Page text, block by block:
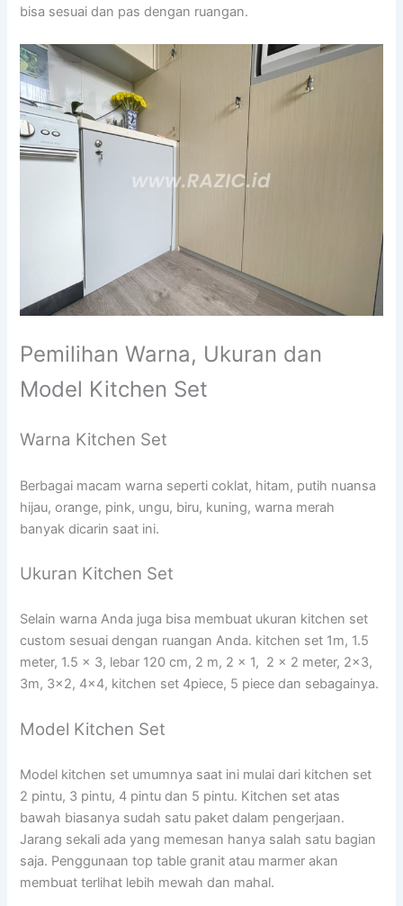
bisa sesuai dan pas dengan ruangan.
Pemilihan Warna, Ukuran dan
Model Kitchen Set
Warna Kitchen Set
Berbagai macam warna seperti coklat, hitam, putih nuansa
hijau, orange, pink, ungu, biru, kuning, warna merah
banyak dicarin saat ini.
Ukuran Kitchen Set
Selain warna Anda juga bisa membuat ukuran kitchen set
custom sesuai dengan ruangan Anda. kitchen set 1m, 1.5
meter, 1.5 x 3, lebar 120 cm, 2 m, 2 x 1, 2 x 2 meter, 2×3,
3m, 3×2, 4×4, kitchen set 4piece, 5 piece dan sebagainya.
Model Kitchen Set
Model kitchen set umumnya saat ini mulai dari kitchen set
2 pintu, 3 pintu, 4 pintu dan 5 pintu. Kitchen set atas
bawah biasanya sudah satu paket dalam pengerjaan.
Jarang sekali ada yang memesan hanya salah satu bagian
saja. Penggunaan top table granit atau marmer akan
membuat terlihat lebih mewah dan mahal.